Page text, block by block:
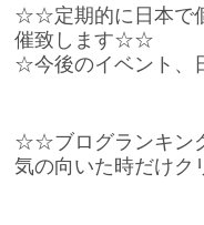
☆☆定期的に日本で
催致します☆☆
☆今後のイベント、
☆☆ブログランキン
気の向いた時だけク